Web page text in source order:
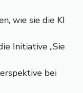
wie sie die KI
Initiative „Sie
bei